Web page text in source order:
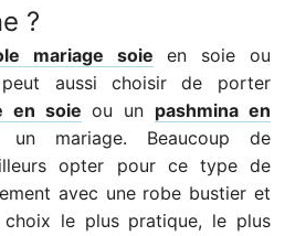
?
mariage soie
en soie ou
aussi choisir de porter
en soie ou un pashmina en
un mariage. Beaucoup de
opter pour ce type de
avec une robe bustier et
choix le plus pratique, le plus